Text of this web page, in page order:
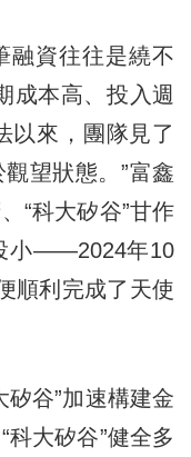
資往往是繞不
成本高、投入週
以來，團隊見了
望狀態。”富鑫
“科大矽谷”甘作
小——2024年10
順利完成了天使
谷”加速構建金
大矽谷”健全多